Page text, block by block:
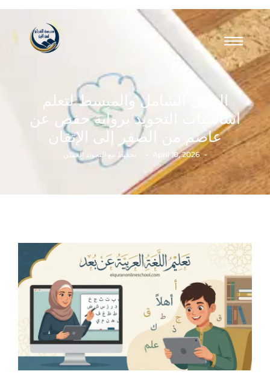
الدليل الشامل والمبسط لتعلم
اساسيات التجويد برواية حفص عن
عاصم من الصفر إلى الإتقان
تحفيظ مع التجويد العملي - April 10, 2026 -